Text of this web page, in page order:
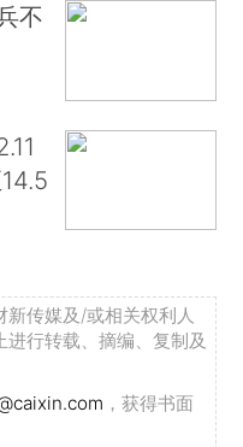
不
传媒及/或相关权利人
行转载、摘编、复制及
，获得书面